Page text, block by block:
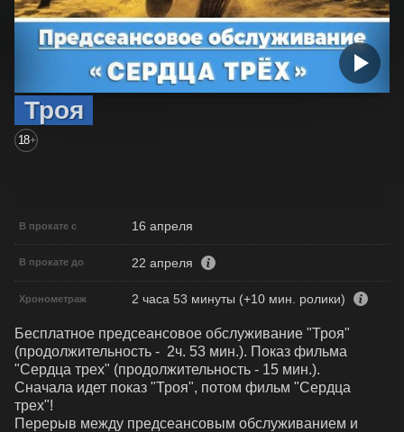
Троя
18+
В прокате с 16 апреля
В прокате до 22 апреля
Хронометраж 2 часа 53 минуты (+10 мин. ролики)
Бесплатное предсеансовое обслуживание "Троя"
(продолжительность -  2ч. 53 мин.). Показ фильма
"Сердца трех" (продолжительность - 15 мин.).
Сначала идет показ "Троя", потом фильм "Сердца
трех"!
Перерыв между предсеансовым обслуживанием и